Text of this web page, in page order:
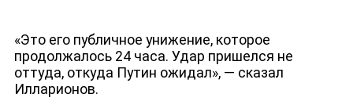
«Это его публичное унижение, которое
продолжалось 24 часа. Удар пришелся не
оттуда, откуда Путин ожидал», — сказал
Илларионов.